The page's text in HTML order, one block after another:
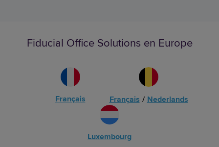
Fiducial Office Solutions en Europe
Français Français / Nederlands
Luxembourg